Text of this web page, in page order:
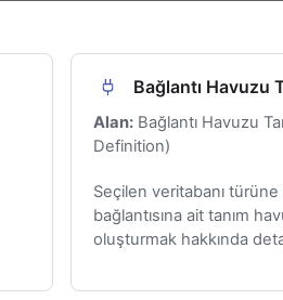
Bağlantı Havuzu
Alan:Bağlantı Havuzu
Definition)
Seçilen veritabanı
bağlantısına ait tanım
oluşturmak hakkında